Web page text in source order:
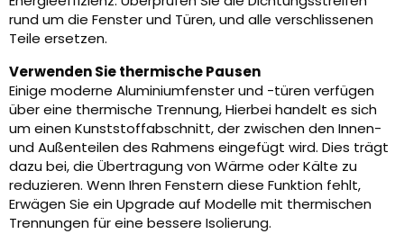
rund um die Fenster und Türen, und alle verschlissenen
Teile ersetzen.
Verwenden Sie thermische Pausen
Einige moderne Aluminiumfenster und -türen verfügen
über eine thermische Trennung, Hierbei handelt es sich
um einen Kunststoffabschnitt, der zwischen den Innen-
und Außenteilen des Rahmens eingefügt wird. Dies trägt
dazu bei, die Übertragung von Wärme oder Kälte zu
reduzieren. Wenn Ihren Fenstern diese Funktion fehlt,
Erwägen Sie ein Upgrade auf Modelle mit thermischen
Trennungen für eine bessere Isolierung.